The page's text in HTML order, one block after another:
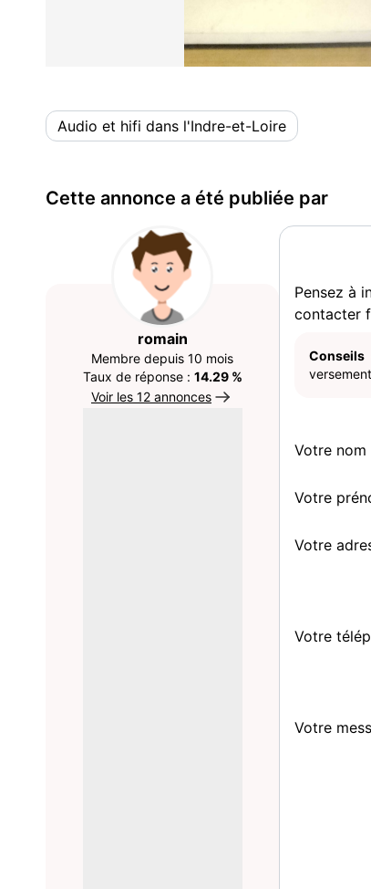
Audio et hifi dans l'Indre-et-Loire
Cette annonce a été publiée par
romain
Membre depuis 10 mois
Taux de réponse : 14.29 %
Voir les 12 annonces
Pensez à
contacter
Votre nom
Votre
Votre
Votre
Votre